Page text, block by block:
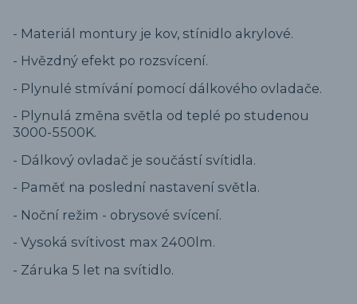
- Materiál montury je kov, stínidlo akrylové.
- Hvězdný efekt po rozsvícení.
- Plynulé stmívání pomocí dálkového ovladače.
- Plynulá změna světla od teplé po studenou
3000-5500K.
- Dálkový ovladač je součástí svítidla.
- Paměť na poslední nastavení světla.
- Noční režim - obrysové svícení.
- Vysoká svítivost max 2400lm.
- Záruka 5 let na svítidlo.